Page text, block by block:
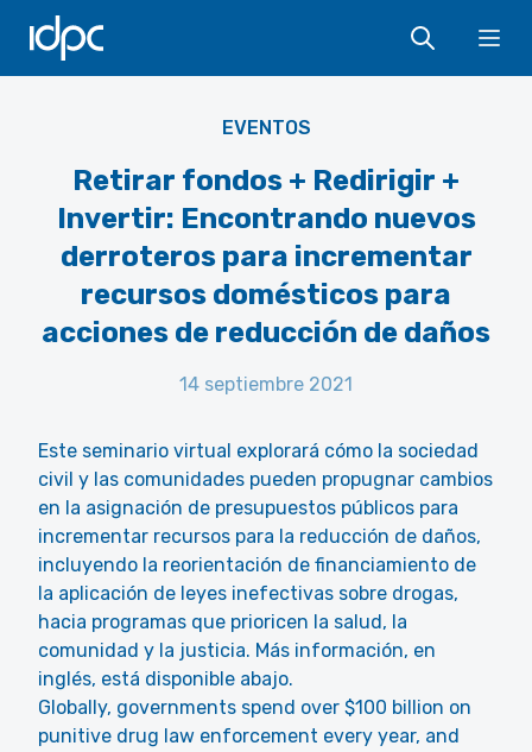
IDPC
EVENTOS
Retirar fondos + Redirigir +
Invertir: Encontrando nuevos
derroteros para incrementar
recursos domésticos para
acciones de reducción de daños
14 septiembre 2021
Este seminario virtual explorará cómo la sociedad
civil y las comunidades pueden propugnar cambios
en la asignación de presupuestos públicos para
incrementar recursos para la reducción de daños,
incluyendo la reorientación de financiamiento de
la aplicación de leyes inefectivas sobre drogas,
hacia programas que prioricen la salud, la
comunidad y la justicia. Más información, en
inglés, está disponible abajo.
Globally, governments spend over $100 billion on
punitive drug law enforcement every year, and